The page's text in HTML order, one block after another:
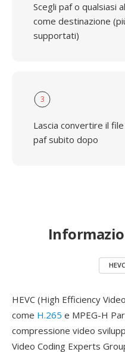
Scegli paf o qualsiasi
come destinazione
supportati)
3
Lascia convertire il
paf subito dopo
HEVC
HEVC (High Efficiency
come H.265 e MPEG-H
compressione video
Video Coding Experts